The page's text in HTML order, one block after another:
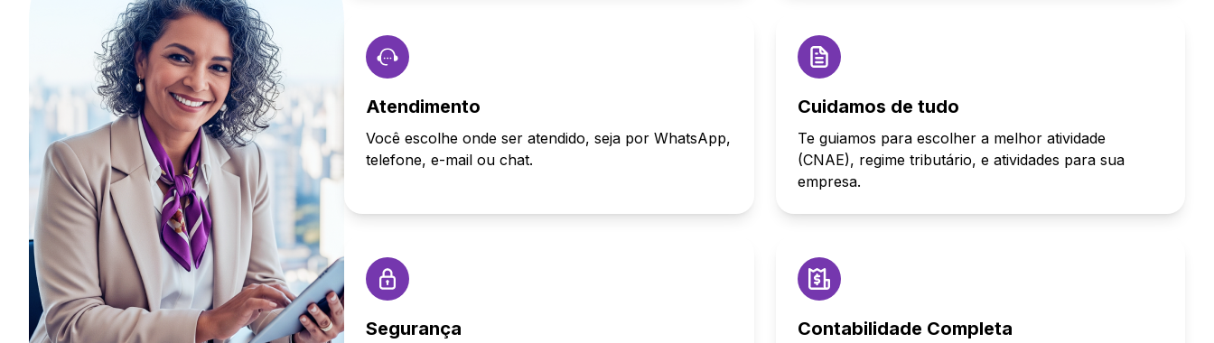
Atendimento
Você escolhe onde ser atendido, seja por WhatsApp,
telefone, e-mail ou chat.
Cuidamos de tudo
Te guiamos para escolher a melhor atividade
(CNAE), regime tributário, e atividades para sua
empresa.
Segurança Contabilidade Completa